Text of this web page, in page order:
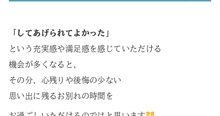
「してあげられてよかった」
という充実感や満足感を感じていただける
機会が多くなると、
その分、心残りや後悔の少ない
思い出に残るお別れの時間を